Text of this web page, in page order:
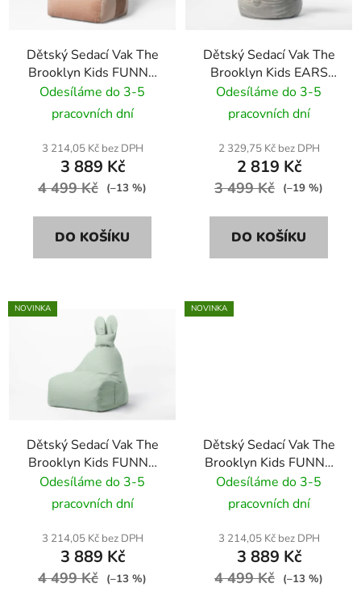
Dětský Sedací Vak The
Brooklyn Kids FUNNY
BUNNY VELVET BR-
9693 bledě růžová
Odesíláme do 3-5
pracovních dní
3 214,05 Kč bez DPH
3 889 Kč
4 499 Kč (–13 %)
DO KOŠÍKU
Dětský Sedací Vak The
Brooklyn Kids EARS
BR-9705 šedá
Odesíláme do 3-5
pracovních dní
2 329,75 Kč bez DPH
2 819 Kč
3 499 Kč (–19 %)
DO KOŠÍKU
NOVINKA
Dětský Sedací Vak The
Brooklyn Kids FUNNY
BUNNY BR-9695
zelená/mátová
Odesíláme do 3-5
pracovních dní
3 214,05 Kč bez DPH
3 889 Kč
4 499 Kč (–13 %)
NOVINKA
Dětský Sedací Vak The
Brooklyn Kids FUNNY
BUNNY VELVET BR-
9689 žlutý
Odesíláme do 3-5
pracovních dní
3 214,05 Kč bez DPH
3 889 Kč
4 499 Kč (–13 %)